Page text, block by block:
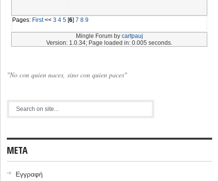
Pages: First<< 3 4 5 [6] 7 8 9
Mingle Forum by cartpauj
Version: 1.0.34; Page loaded in: 0.005 seconds.
"No con quien naces, sino con quien paces"
META
Εγγραφή